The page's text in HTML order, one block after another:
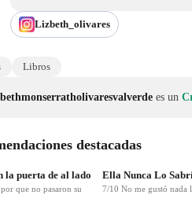
Lizbeth_olivares
Libros
es un
destacadas
la puerta de al lado
que no pasaron su
Ella Nunca Lo
7/10 No me gustó